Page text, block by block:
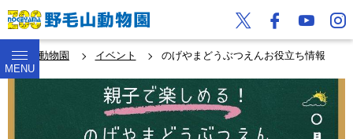
MENU
野毛山動物園 イベント のげやまどうぶつえんお役立ち情報